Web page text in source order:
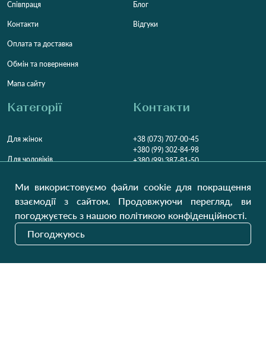
Співпраця
Контакти
Оплата та доставка
Обмін та повернення
Мапа сайту
Блог
Відгуки
Категорії
Для жінок
Для чоловіків
Домашній текстиль
Контакти
+38 (073) 707-00-45
+380 (99) 302-84-98
+380 (99) 387-81-50
Пн-Пт9:00 - 16:00
НДВихідний
Наші оновлення
Ми використовуємо файли cookie для покращення
взаємодії з сайтом. Продовжуючи перегляд, ви
погоджуєтесь з нашою політикою конфіденційності.
Погоджуюсь